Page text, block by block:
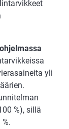
yli
%), sillä